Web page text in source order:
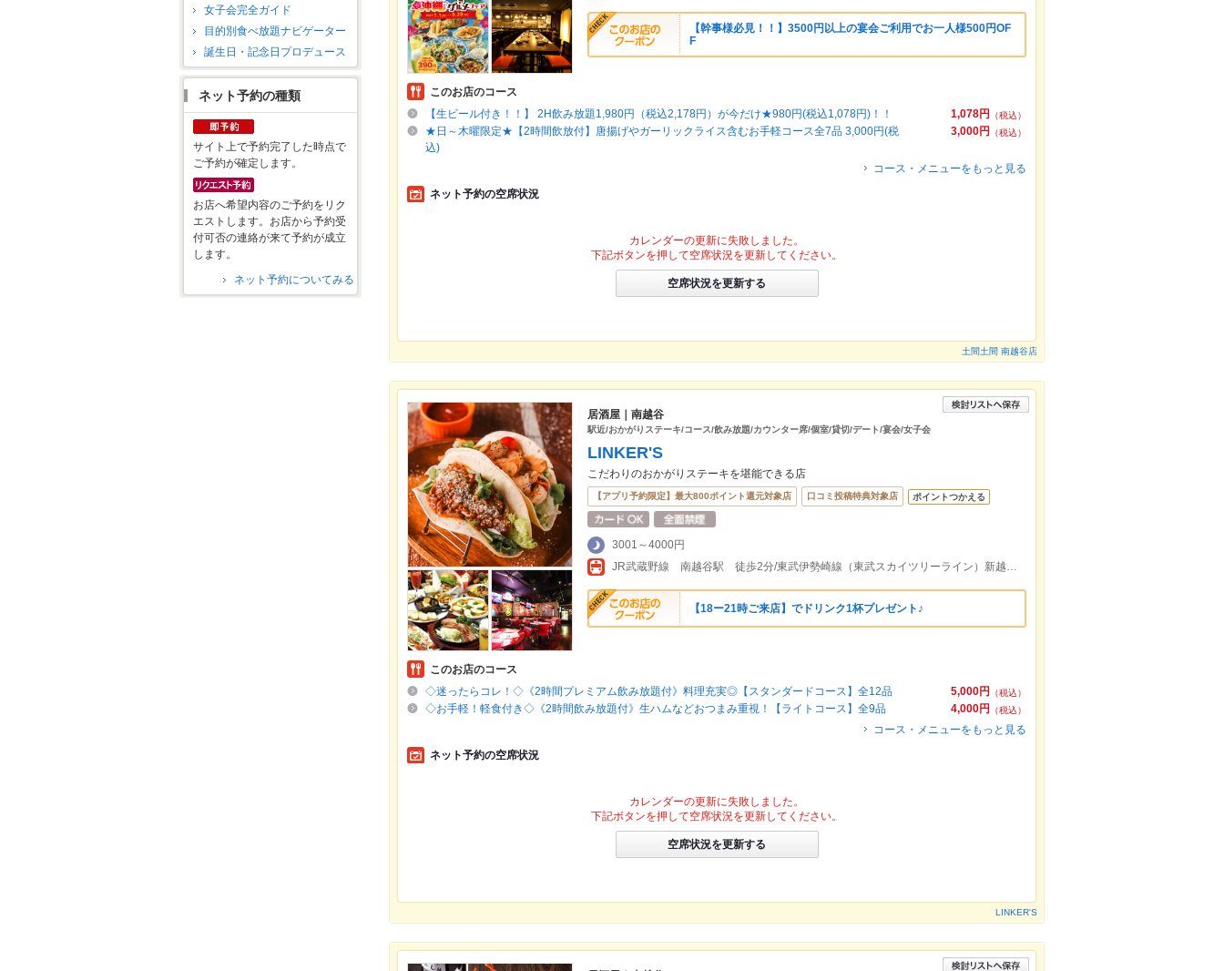
女子会完全ガイド
目的別食べ放題ナビゲーター
誕生日・記念日プロデュース
ネット予約の種類
サイト上で予約完了した時点で
ご予約が確定します。
お店へ希望内容のご予約をリク
エストします。お店から予約受
付可否の連絡が来て予約が成立
します。
ネット予約についてみる
【幹事様必見！！】3500円以上の宴会ご利用でお一人様500円OF
F
このお店のコース
1,078円
（税込）
【生ビール付き！！】 2H飲み放題1,980円（税込2,178円）が今だけ★980円(税込1,078円)！！
3,000円
（税込）
★日～木曜限定★【2時間飲放付】唐揚げやガーリックライス含むお手軽コース全7品 3,000円(税
込)
コース・メニューをもっと見る
ネット予約の空席状況
カレンダーの更新に失敗しました。
下記ボタンを押して空席状況を更新してください。
空席状況を更新する
土間土間 南越谷店
居酒屋｜南越谷
駅近/おかがりステーキ/コース/飲み放題/カウンター席/個室/貸切/デート/宴会/女子会
LINKER'S
こだわりのおかがりステーキを堪能できる店
【アプリ予約限定】最大800ポイント還元対象店 口コミ投稿特典対象店 ポイントつかえる
3001～4000円
JR武蔵野線 南越谷駅 徒歩2分/東武伊勢崎線（東武スカイツリーライン）新越谷駅 東口より徒歩2分/南越谷駅から83m
【18ー21時ご来店】でドリンク1杯プレゼント♪
このお店のコース
5,000円
（税込）
◇迷ったらコレ！◇《2時間プレミアム飲み放題付》料理充実◎【スタンダードコース】全12品
4,000円
（税込）
◇お手軽！軽食付き◇《2時間飲み放題付》生ハムなどおつまみ重視！【ライトコース】全9品
コース・メニューをもっと見る
ネット予約の空席状況
カレンダーの更新に失敗しました。
下記ボタンを押して空席状況を更新してください。
空席状況を更新する
LINKER'S